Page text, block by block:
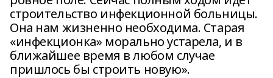
строительство инфекционной больницы.
Она нам жизненно необходима. Старая
«инфекционка» морально устарела, и в
ближайшее время в любом случае
пришлось бы строить новую».